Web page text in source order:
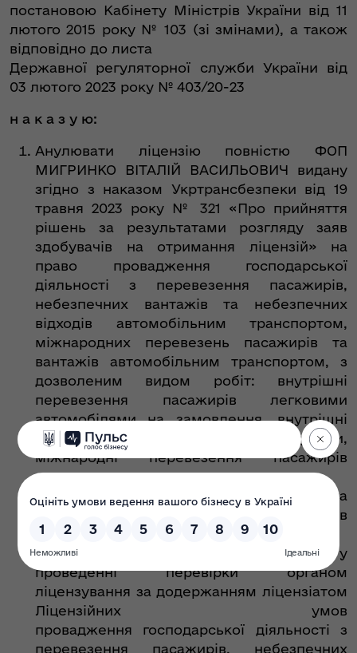
постановою Кабінету Міністрів України від 11
лютого 2015 року № 103 (зі змінами), а також
відповідно до листа
Державної регуляторної служби України від
03 лютого 2023 року № 403/20-23
н а к а з у ю:
Анулювати ліцензію повністю ФОП
МИГРИНКО ВІТАЛІЙ ВАСИЛЬОВИЧ видану
згідно з наказом Укртрансбезпеки від 19
травня 2023 року № 321 «Про прийняття
рішень за результатами розгляду заяв
здобувачів на отримання ліцензій» на
право провадження господарської
діяльності з перевезення пасажирів,
небезпечних вантажів та небезпечних
відходів автомобільним транспортом,
міжнародних перевезень пасажирів та
вантажів автомобільним транспортом, з
дозволеним видом робіт: внутрішні
перевезення пасажирів легковими
автомобілями на замовлення, внутрішні
перевезення пасажирів автобусами,
міжнародні перевезення пасажирів
легковими
автомобілями на замовлення та
міжнародні перевезення пасажирів
автобусами.
Підстава: Акт про відмову ліцензіата у
проведенні перевірки органом
ліцензування за додержанням ліцензіатом
Ліцензійних умов
провадження господарської діяльності з
перевезення пасажирів, небезпечних